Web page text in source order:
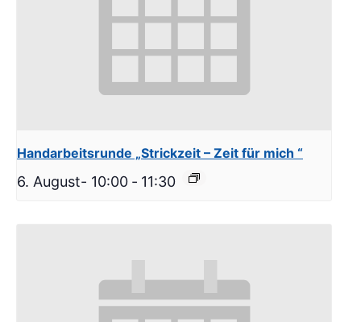
Handarbeitsrunde „Strickzeit – Zeit für mich “
6. August- 10:00 - 11:30